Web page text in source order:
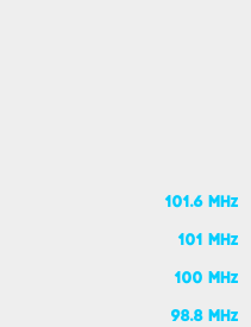
101.6 MHz
101 MHz
100 MHz
98.8 MHz